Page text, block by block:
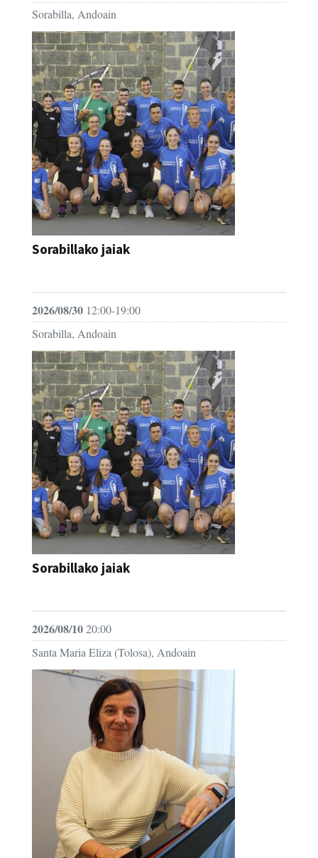
Sorabilla, Andoain
Sorabillako jaiak
2026/08/30 12:00-19:00
Sorabilla, Andoain
Sorabillako jaiak
2026/08/1020:00
Santa Maria Eliza (Tolosa), Andoain